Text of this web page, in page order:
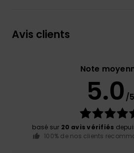
Avis clients
Note
5.0 /5
basé sur 20 avis vérifiés
100% de nos clients